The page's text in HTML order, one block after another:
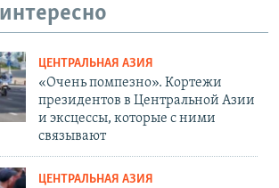
ЦЕНТРАЛЬНАЯ АЗИЯ
«Очень помпезно». Кортежи
президентов в Центральной Азии
и эксцессы, которые с ними
связывают
ЦЕНТРАЛЬНАЯ АЗИЯ